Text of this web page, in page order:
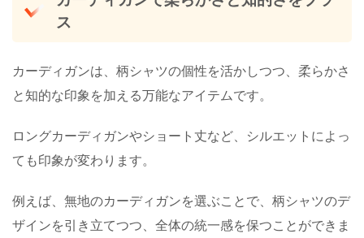
ス
カーディガンは、柄シャツの個性を活かしつつ、柔らかさ
と知的な印象を加える万能なアイテムです。
ロングカーディガンやショート丈など、シルエットによっ
ても印象が変わります。
例えば、無地のカーディガンを選ぶことで、柄シャツのデ
ザインを引き立てつつ、全体の統一感を保つことができま